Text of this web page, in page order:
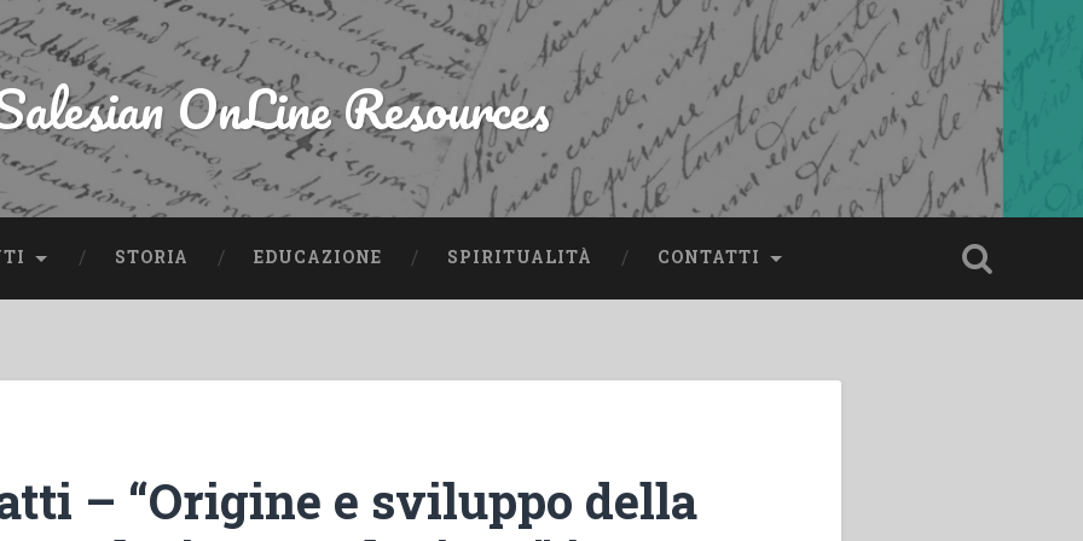
OnLine Resources
STORIA EDUCAZIONE SPIRITUALITÀ CONTATTI
– “Origine e sviluppo della